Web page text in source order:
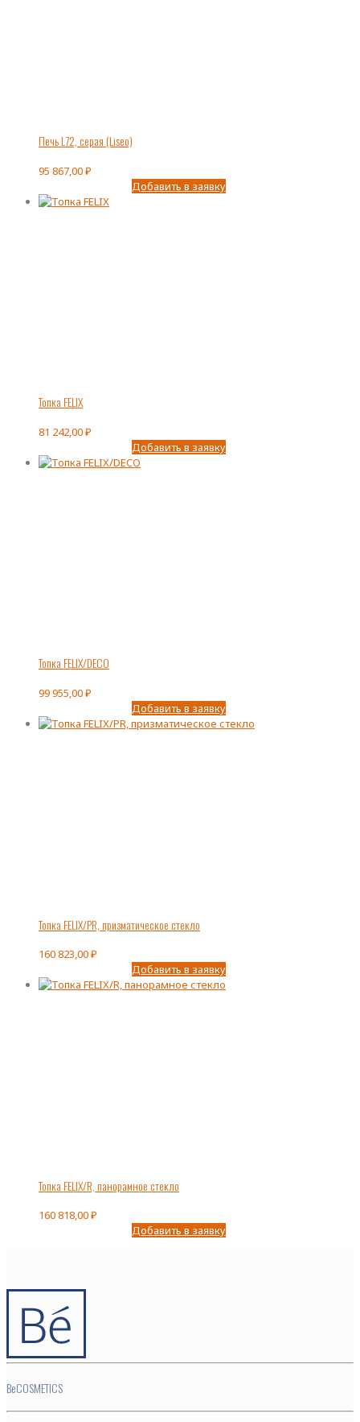
Печь L72, серая (Liseo)
95 867,00₽
Добавить в заявку
Топка FELIX
81 242,00₽
Добавить в заявку
Топка FELIX/DECO
99 955,00₽
Добавить в заявку
Топка FELIX/PR, призматическое стекло
160 823,00₽
Добавить в заявку
Топка FELIX/R, панорамное стекло
160 818,00₽
Добавить в заявку
BeCOSMETICS